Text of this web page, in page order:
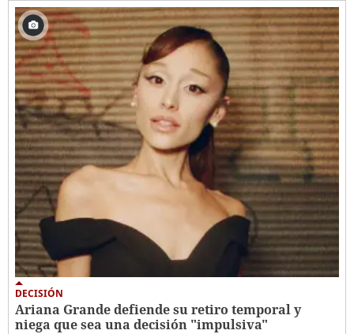
DECISIÓN
Ariana Grande defiende su retiro temporal y
niega que sea una decisión "impulsiva"